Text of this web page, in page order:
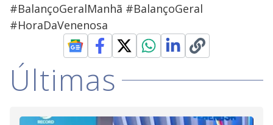
#BalançoGeralManhã #BalançoGeral
#HoraDaVenenosa
Últimas